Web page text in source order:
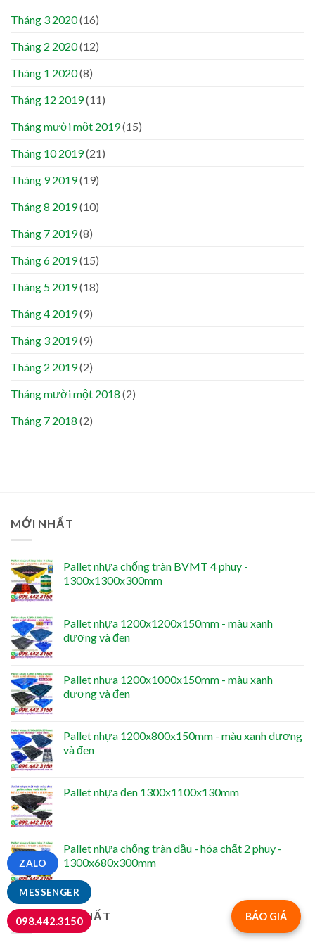
Tháng 3 2020(16)
Tháng 2 2020(12)
Tháng 1 2020(8)
Tháng 12 2019(11)
Tháng mười một 2019(15)
Tháng 10 2019(21)
Tháng 9 2019(19)
Tháng 8 2019(10)
Tháng 7 2019(8)
Tháng 6 2019(15)
Tháng 5 2019(18)
Tháng 4 2019(9)
Tháng 3 2019(9)
Tháng 2 2019(2)
Tháng mười một 2018 (2)
Tháng 7 2018 (2)
MỚI NHẤT
Pallet nhựa chống tràn BVMT 4 phuy -
1300x1300x300mm
Pallet nhựa 1200x1200x150mm - màu xanh
dương và đen
Pallet nhựa 1200x1000x150mm - màu xanh
dương và đen
Pallet nhựa 1200x800x150mm - màu xanh dương
và đen
Pallet nhựa đen 1300x1100x130mm
Pallet nhựa chống tràn dầu - hóa chất 2 phuy -
1300x680x300mm
BÁN CHẠY NHẤT BÁO GIÁ
MESSENGER
ZALO
098.442.3150